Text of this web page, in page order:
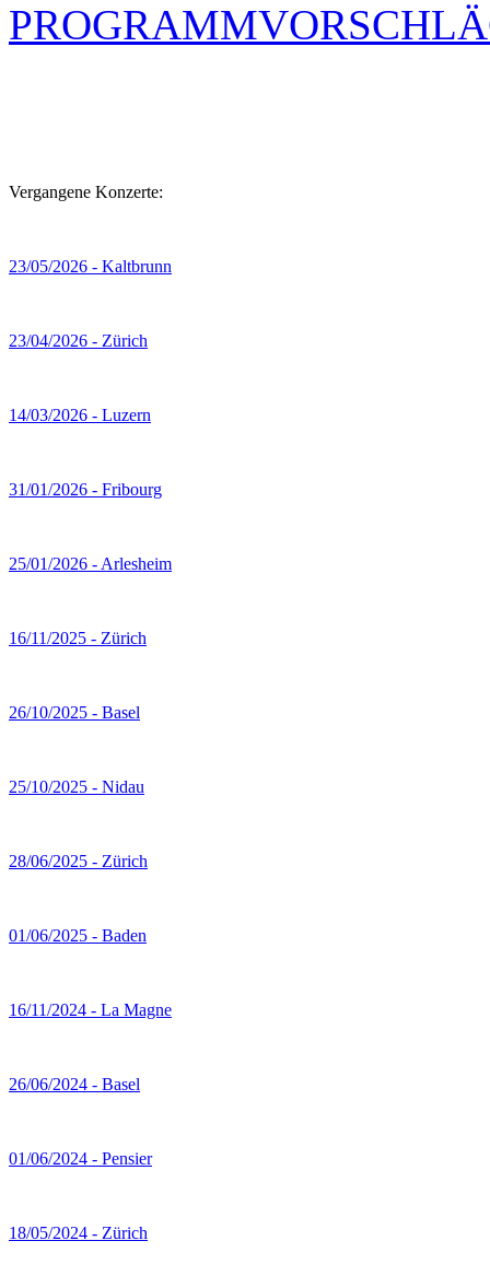
Vergangene Konzerte:
23/05/2026 - Kaltbrunn
23/04/2026 - Zürich
14/03/2026 - Luzern
31/01/2026 - Fribourg
25/01/2026 - Arlesheim
16/11/2025 - Zürich
26/10/2025 - Basel
25/10/2025 - Nidau
28/06/2025 - Zürich
01/06/2025 - Baden
16/11/2024 - La Magne
26/06/2024 - Basel
01/06/2024 - Pensier
18/05/2024 - Zürich